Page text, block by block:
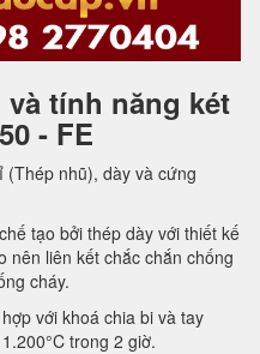
tính năng két
- FE
(Thép nhũ), dày và cứng
tạo bởi thép dày với thiết kế
nên liên kết chắc chắn chống
cháy.
với khoá chia bi và tay
trong 2 giờ.